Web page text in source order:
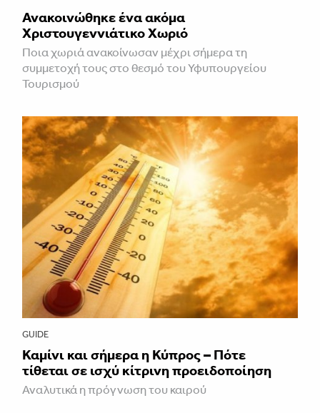
Ανακοινώθηκε ένα ακόμα
Χριστουγεννιάτικο Χωριό
Ποια χωριά ανακοίνωσαν μέχρι σήμερα τη
συμμετοχή τους στο θεσμό του Υφυπουργείου
Τουρισμού
GUIDE
Καμίνι και σήμερα η Κύπρος – Πότε
τίθεται σε ισχύ κίτρινη προειδοποίηση
Αναλυτικά η πρόγνωση του καιρού